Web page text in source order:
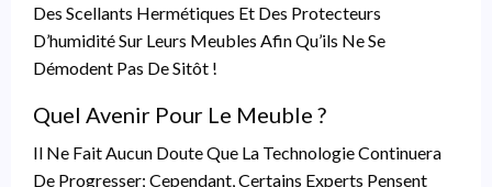
Des Scellants Hermétiques Et Des Protecteurs
D’humidité Sur Leurs Meubles Afin Qu’ils Ne Se
Démodent Pas De Sitôt !
Quel Avenir Pour Le Meuble ?
Il Ne Fait Aucun Doute Que La Technologie Continuera
De Progresser; Cependant, Certains Experts Pensent